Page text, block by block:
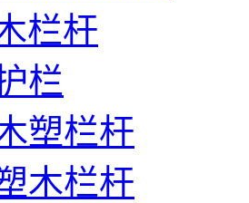
栏杆
栏
塑栏杆
木栏杆